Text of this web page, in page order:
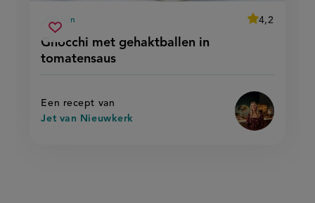
Gnocchi met gehaktballen in
tomatensaus
voorbereidingstijd
30 min
average
4,2
Beoordeel
Een recept van
Jet van Nieuwkerk
Sla
op
gnocchi
met
gehaktballen